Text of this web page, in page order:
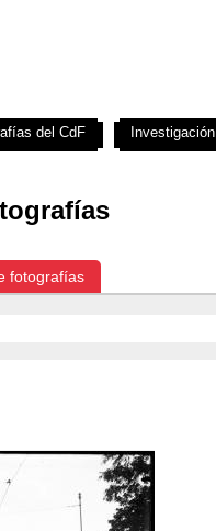
fotografías
del CdF Investigación